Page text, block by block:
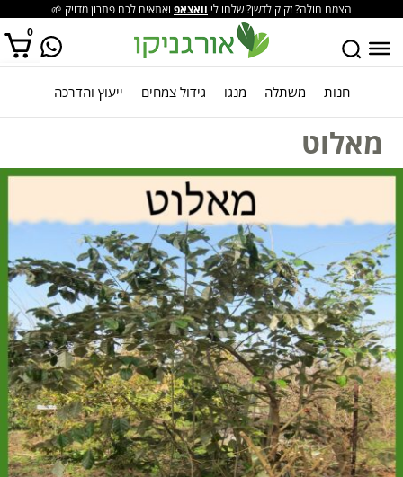
הצמח חולה? זקוק לדשן? שלחו לי וואצאפ ואתאים לכם פתרון מדויק 🌱
0
אין מוצרים בסל הקניות. חנות משתלה מנגו גידול צמחים ייעוץ והדרכה
מאלוט